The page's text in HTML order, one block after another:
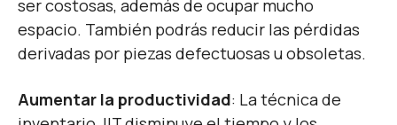
ser costosas, además de ocupar mucho
espacio. También podrás reducir las pérdidas
derivadas por piezas defectuosas u obsoletas.
Aumentar la productividad: La técnica de